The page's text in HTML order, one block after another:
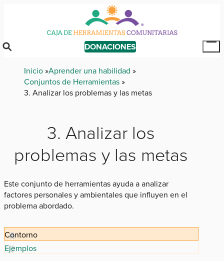
content
DONACIONES
Breadcrumb
Inicio Aprender una habilidad
Conjuntos de Herramientas
3. Analizar los problemas y las metas
3. Analizar los
problemas y las metas
Este conjunto de herramientas ayuda a analizar
factores personales y ambientales que influyen en el
problema abordado.
Contorno
Ejemplos